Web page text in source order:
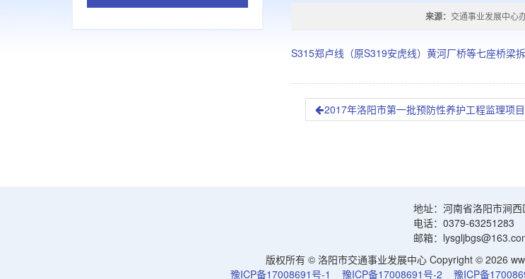
来源： 交通事业发展中心
S315郑卢线（原S319安虎线）黄河厂桥等七座桥梁
2017年洛阳市第一批预防性养护工程监理项
地址：河南省洛阳市涧
电话：0379-63251283
邮箱：
版权所有 © 洛阳市交通事业发展中心 Copyright © 2026
豫ICP备17008691号-1
豫ICP备17008691号-2 豫ICP备